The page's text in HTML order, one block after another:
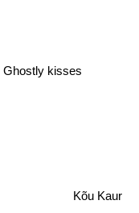
Ghostly kisses
Kõu Kaur